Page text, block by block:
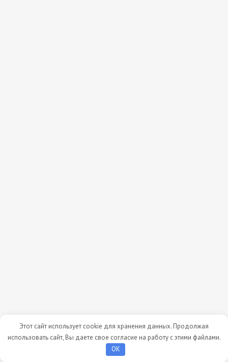
Этот сайт использует cookie для хранения данных. Продолжая
использовать сайт, Вы даете свое согласие на работу с этими файлами.
OK